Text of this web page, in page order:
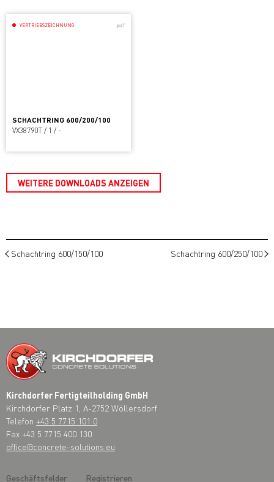
VERTRIEBSZEICHNUNG .pdf
SCHACHTRING 600/200/100
VX38790T / 1 / -
WEITERE DOWNLOADS ANZEIGEN
Schachtring 600/150/100 Schachtring 600/250/100
Kirchdorfer Fertigteilholding GmbH
Kirchdorfer Platz 1, A-2752 Wöllersdorf
Telefon +43 5 7715 101 0
Fax +43 5 7715 400 130
office@concrete-solutions.eu
Geschäftsfelder Registrieren